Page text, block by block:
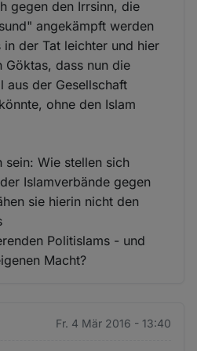
gegen den Irrsinn, die
angekämpft werden
in der Tat leichter und hier
dass nun die
aus der Gesellschaft
ohne den Islam
Wie stellen sich
Islamverbände gegen
sie hierin nicht den
Politislams - und
Macht?
Fr. 4 Mär 2016 - 13:40